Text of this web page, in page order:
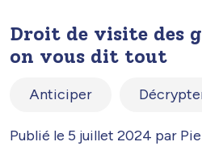
Droit de visite des
on vous dit tout
Anticiper
Publié le 5 juillet 2024 par